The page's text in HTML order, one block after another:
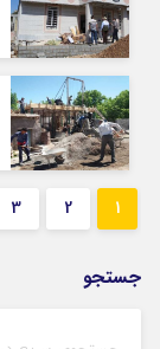
1
2
3
جستجو